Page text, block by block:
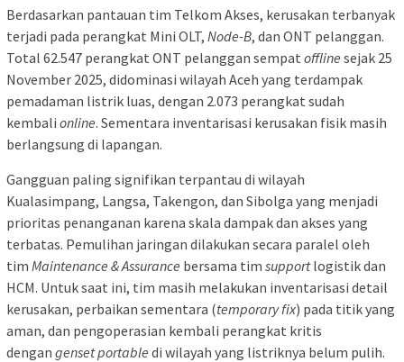
Berdasarkan pantauan tim Telkom Akses, kerusakan terbanyak
terjadi pada perangkat Mini OLT, Node-B, dan ONT pelanggan.
Total 62.547 perangkat ONT pelanggan sempat offline sejak 25
November 2025, didominasi wilayah Aceh yang terdampak
pemadaman listrik luas, dengan 2.073 perangkat sudah
kembali online. Sementara inventarisasi kerusakan fisik masih
berlangsung di lapangan.
Gangguan paling signifikan terpantau di wilayah
Kualasimpang, Langsa, Takengon, dan Sibolga yang menjadi
prioritas penanganan karena skala dampak dan akses yang
terbatas. Pemulihan jaringan dilakukan secara paralel oleh
tim Maintenance & Assurance bersama tim supportlogistik dan
HCM. Untuk saat ini, tim masih melakukan inventarisasi detail
kerusakan, perbaikan sementara (temporary fix) pada titik yang
aman, dan pengoperasian kembali perangkat kritis
dengan genset portable di wilayah yang listriknya belum pulih.